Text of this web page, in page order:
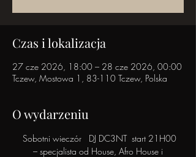
Czas i lokalizacja
27 cze 2026, 18:00 – 28 cze 2026, 00:00
Tczew, Mostowa 1, 83-110 Tczew, Polska
O wydarzeniu
Sobotni wieczór   DJ DC3NT  start 21H00